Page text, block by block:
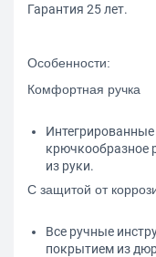
Гарантия 25 лет.
Особенности:
Комфортная ручка
крючкообразное
из руки.
С защитой от
Все ручные
покрытием из